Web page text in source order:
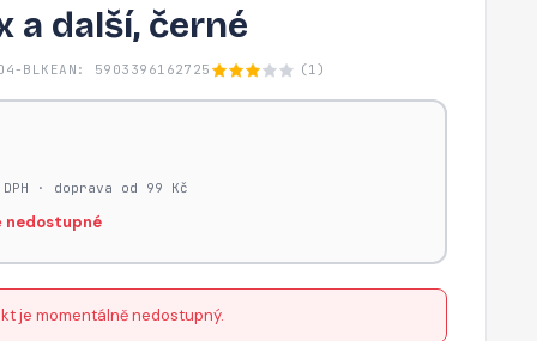
a další, černé
BLK EAN: 5903396162725 (1)
· doprava od 99 Kč
nedostupné
je momentálně nedostupný.